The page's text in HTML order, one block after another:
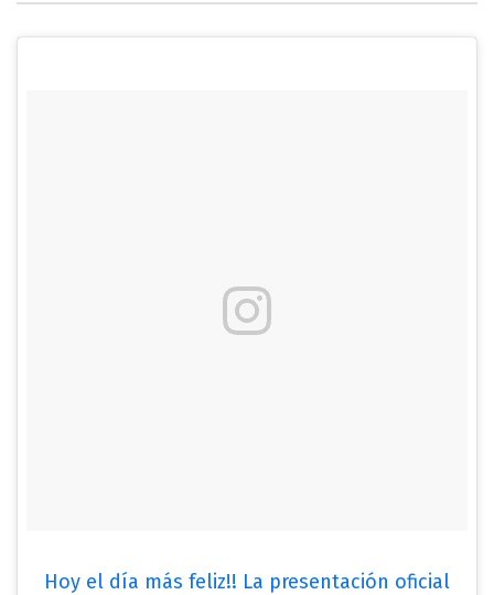
Hoy el día más feliz!! La presentación oficial